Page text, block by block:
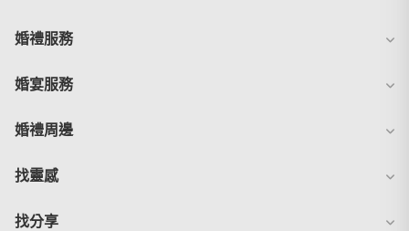
婚禮服務
婚宴服務
婚禮周邊
找靈感
找分享